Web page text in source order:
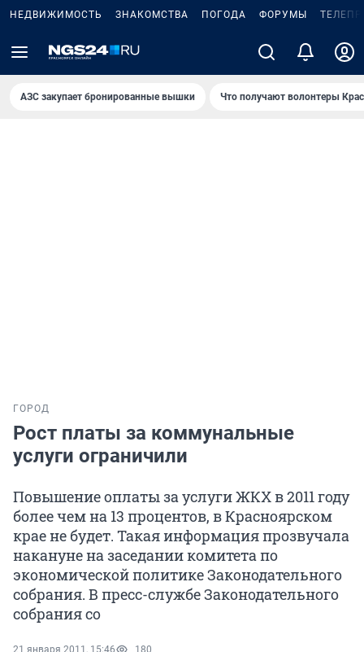
НЕДВИЖИМОСТЬ ЗНАКОМСТВА ПОГОДА ФОРУМЫ
AЗС закупает бронированные вышки Что получают волонтеры
ГОРОД
Рост платы за коммунальные
услуги ограничили
Повышение оплаты за услуги ЖКХ в 2011 году
более чем на 13 процентов, в Красноярском
крае не будет. Такая информация прозвучала
накануне на заседании комитета по
экономической политике Законодательного
собрания. В пресс-службе Законодательного
собрания со
21 января 2011, 15:46 180